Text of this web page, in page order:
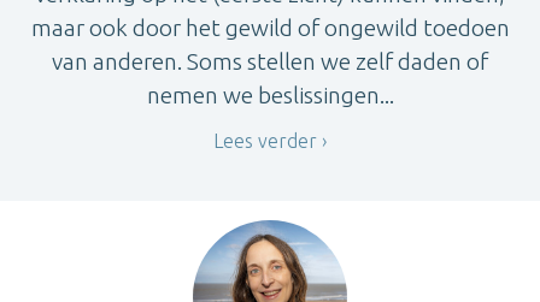
maar ook door het gewild of ongewild toedoen
van anderen. Soms stellen we zelf daden of
nemen we beslissingen...
Lees verder